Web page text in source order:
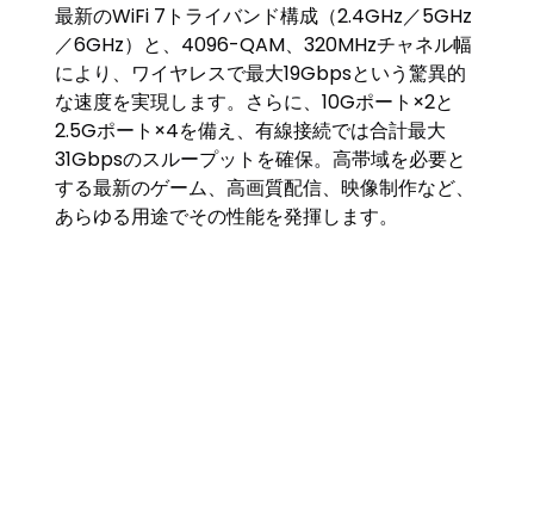
最新のWiFi 7トライバンド構成（2.4GHz／5GHz
／6GHz）と、4096-QAM、320MHzチャネル幅
により、ワイヤレスで最大19Gbpsという驚異的
な速度を実現します。さらに、10Gポート×2と
2.5Gポート×4を備え、有線接続では合計最大
31Gbpsのスループットを確保。高帯域を必要と
する最新のゲーム、高画質配信、映像制作など、
あらゆる用途でその性能を発揮します。